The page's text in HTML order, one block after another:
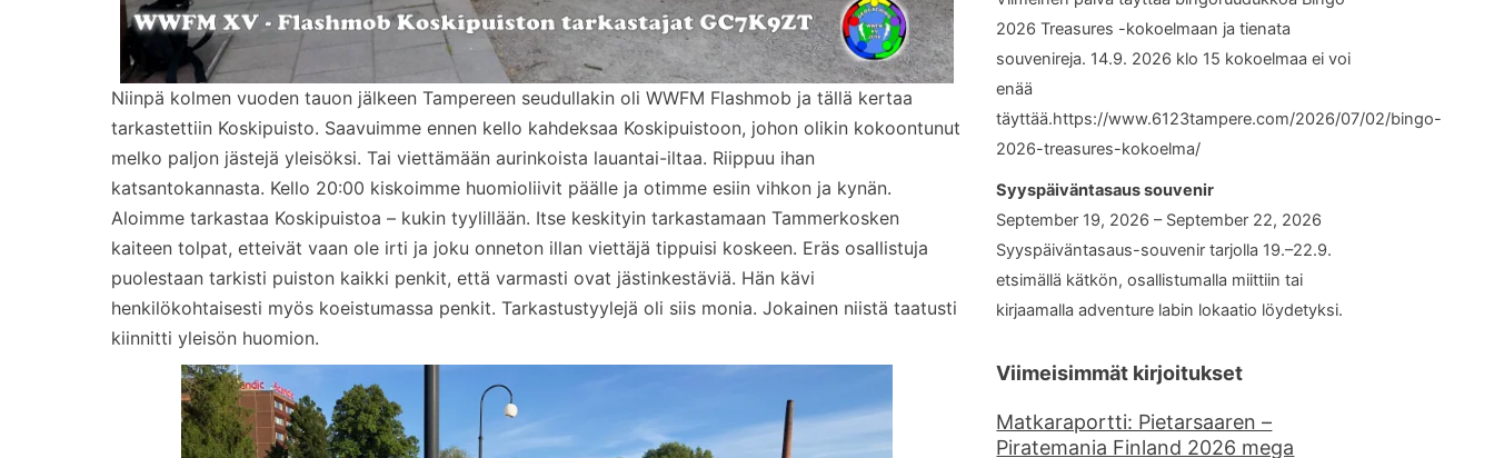
Niinpä kolmen vuoden tauon jälkeen Tampereen seudullakin oli WWFM Flashmob ja tällä kertaa
tarkastettiin Koskipuisto. Saavuimme ennen kello kahdeksaa Koskipuistoon, johon olikin kokoontunut
melko paljon jästejä yleisöksi. Tai viettämään aurinkoista lauantai-iltaa. Riippuu ihan
katsantokannasta. Kello 20:00 kiskoimme huomioliivit päälle ja otimme esiin vihkon ja kynän.
Aloimme tarkastaa Koskipuistoa – kukin tyylillään. Itse keskityin tarkastamaan Tammerkosken
kaiteen tolpat, etteivät vaan ole irti ja joku onneton illan viettäjä tippuisi koskeen. Eräs osallistuja
puolestaan tarkisti puiston kaikki penkit, että varmasti ovat jästinkestäviä. Hän kävi
henkilökohtaisesti myös koeistumassa penkit. Tarkastustyylejä oli siis monia. Jokainen niistä taatusti
kiinnitti yleisön huomion.
2026 Treasures -kokoelmaan ja tienata
souvenireja. 14.9. 2026 klo 15 kokoelmaa ei voi
enää
täyttää.https://www.6123tampere.com/2026/07/02/bingo-
2026-treasures-kokoelma/
Syyspäiväntasaus souvenir
September 19, 2026 – September 22, 2026
Syyspäiväntasaus-souvenir tarjolla 19.–22.9.
etsimällä kätkön, osallistumalla miittiin tai
kirjaamalla adventure labin lokaatio löydetyksi.
Viimeisimmät kirjoitukset
Matkaraportti: Pietarsaaren –
Piratemania Finland 2026 mega